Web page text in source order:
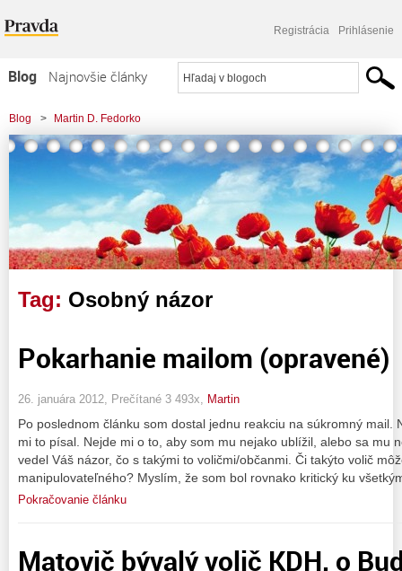
Registrácia Prihlásenie
Blog
Najnovšie články
Najčítanejšie články
Najkomentovanejšie články
Komerčné blogy
Blog > Martin D. Fedorko
Tag: Osobný názor
Pokarhanie mailom (opravené)
26. januára 2012, Prečítané 3 493x, Martin
Po poslednom článku som dostal jednu reakciu na súkromný mail.
mi to písal. Nejde mi o to, aby som mu nejako ublížil, alebo sa mu
vedel Váš názor, čo s takými to voličmi/občanmi. Či takýto volič
manipulovateľného? Myslím, že som bol rovnako kritický ku
Pokračovanie článku
Matovič bývalý volič KDH, o